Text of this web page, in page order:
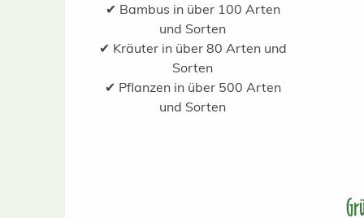
✔ Bambus in über 100 Arten
und Sorten
✔ Kräuter in über 80 Arten und
Sorten
✔ Pflanzen in über 500 Arten
und Sorten